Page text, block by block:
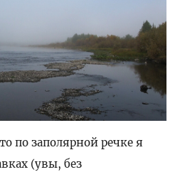
по заполярной речке я
(увы, без